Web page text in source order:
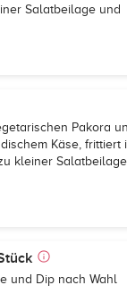
Salatbeilage und
Pakora
Käse, frittiert
kleiner Salatbeilage
und Dip nach Wahl